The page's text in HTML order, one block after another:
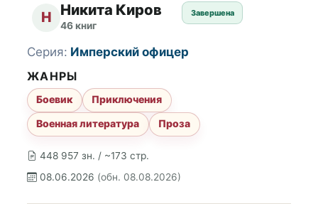
Н Никита Киров
46 книг
Завершена
448 957 зн. / ~173 стр.
08.06.2026 (обн. 08.08.2026)
Серия: Имперский офицер
ЖАНРЫ
Боевик
Приключения
Военная литература
Проза